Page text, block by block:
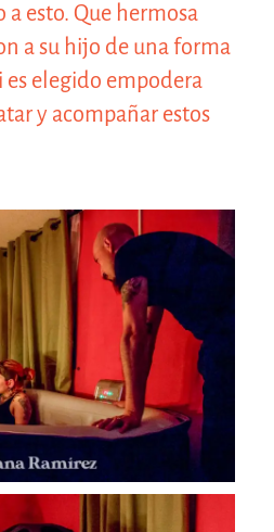
esto. Que hermosa
a su hijo de una forma
es elegido empodera
y acompañar estos